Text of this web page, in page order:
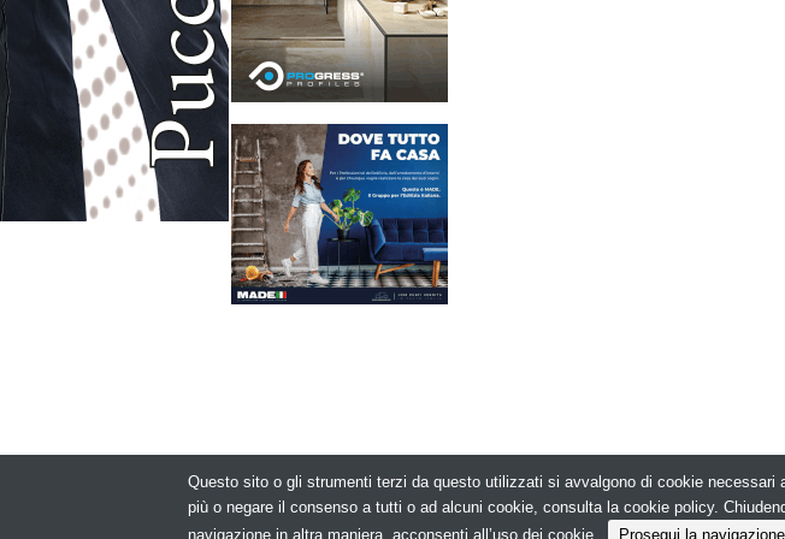
© Copyright 2026. Edilizia in Rete -
Questo sito o gli strumenti terzi da questo utilizzati si avvalgono di cookie
più o negare il consenso a tutti o ad alcuni cookie, consulta la cookie policy.
navigazione in altra maniera, acconsenti all’uso dei cookie.
Prosegui la navigazione